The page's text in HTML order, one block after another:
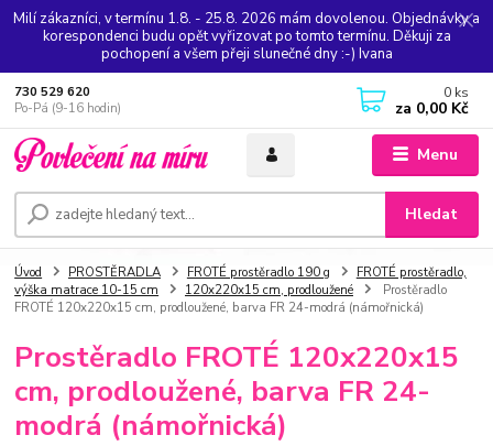
Milí zákazníci, v termínu 1.8. - 25.8. 2026 mám dovolenou. Objednávky a
korespondenci budu opět vyřizovat po tomto termínu. Děkuji za
pochopení a všem přeji slunečné dny :-) Ivana
Menu
Hledat
730 529 620
Po-Pá (9-16 hodin)
0 ks
za 0,00 Kč
Úvod PROSTĚRADLA FROTÉ prostěradlo 190 g
FROTÉ prostěradlo,
výška matrace 10-15 cm
120x220x15 cm, prodloužené
Prostěradlo
FROTÉ 120x220x15 cm, prodloužené, barva FR 24-modrá (námořnická)
Prostěradlo FROTÉ 120x220x15
cm, prodloužené, barva FR 24-
modrá (námořnická)